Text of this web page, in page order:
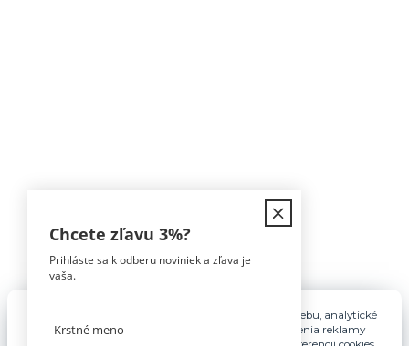
Tomáš Hula
Pre základnú funkčnosť, spríjemnenie používania webu, analytické
účely a v prípade udelenia súhlasu aj na účely cielenia reklamy
Chcete zľavu 3%?
Prihláste sa k odberu noviniek a zľava je
vaša.